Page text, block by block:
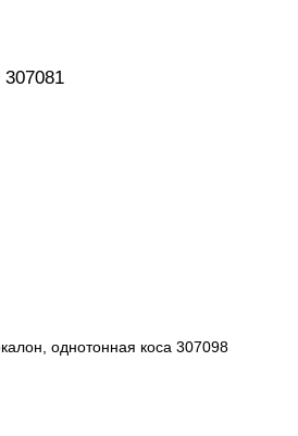
307081